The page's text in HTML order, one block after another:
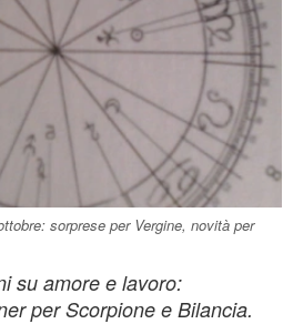
sorprese per Vergine, novità per
su amore e lavoro:
per Scorpione e Bilancia.